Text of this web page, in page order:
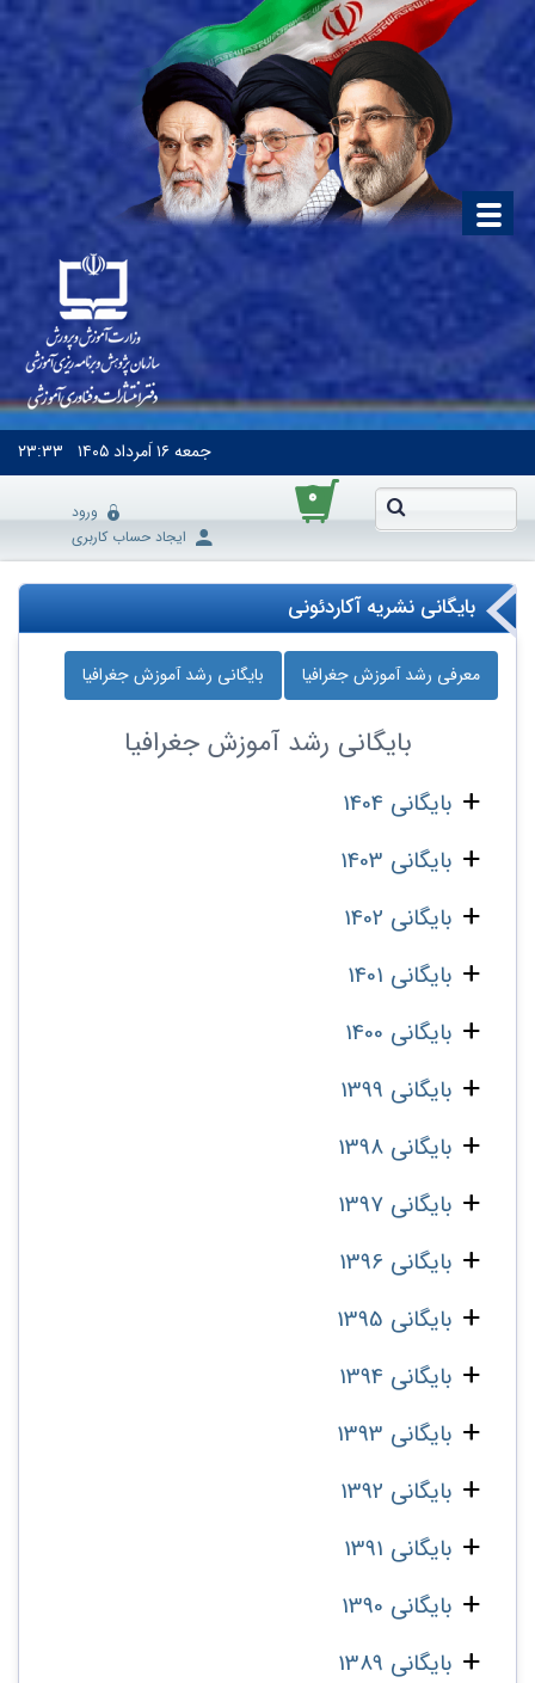
جمعه۱۶ اَمرداد ۱۴۰۵ ۲۳:۳۳
۰
ورود
ایجاد حساب کاربری
بایگانی نشریه آکاردئونی
معرفی رشد آموزش جغرافیا بایگانی رشد آموزش جغرافیا
بایگانی رشد آموزش جغرافیا
بایگانی 1404
بایگانی 1403
بایگانی 1402
بایگانی 1401
بایگانی 1400
بایگانی 1399
بایگانی 1398
بایگانی 1397
بایگانی 1396
بایگانی 1395
بایگانی 1394
بایگانی 1393
بایگانی 1392
بایگانی 1391
بایگانی 1390
بایگانی 1389